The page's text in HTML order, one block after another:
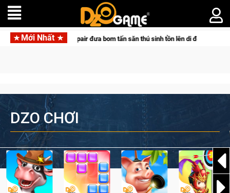
Mới Nhất
đưa bom tấn săn thú sinh tồn lên di động với tên gọi Palworld Online
DZO CHƠI